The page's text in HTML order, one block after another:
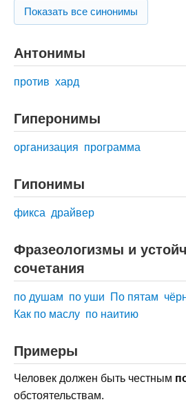
Показать все синонимы
Антонимы
против хард
Гиперонимы
организация программа
Гипонимы
фикса драйвер
Фразеологизмы и
сочетания
по душам по уши По пятам
Как по маслу по наитию
Примеры
Человек должен быть честным
обстоятельствам.